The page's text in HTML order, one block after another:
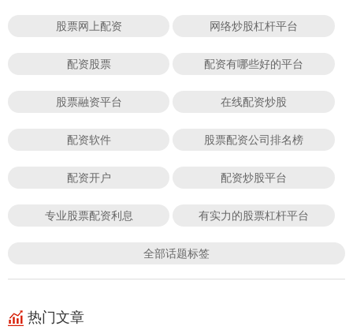
股票网上配资 网络炒股杠杆平台
配资股票 配资有哪些好的平台
股票融资平台 在线配资炒股
配资软件 股票配资公司排名榜
配资开户 配资炒股平台
专业股票配资利息 有实力的股票杠杆平台
全部话题标签
热门文章